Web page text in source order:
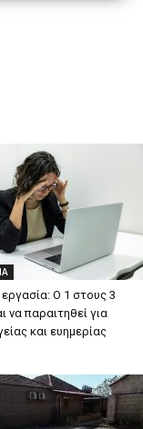
εργασία: Ο 1 στους 3
να παραιτηθεί για
και ευημερίας